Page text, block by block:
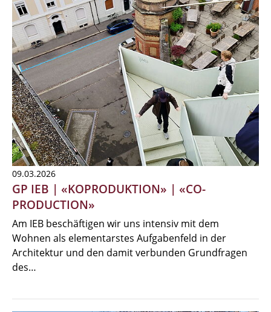
09.03.2026
GP IEB | «KOPRODUKTION» | «CO-
PRODUCTION»
Am IEB beschäftigen wir uns intensiv mit dem
Wohnen als elementarstes Aufgabenfeld in der
Architektur und den damit verbunden Grundfragen
des…